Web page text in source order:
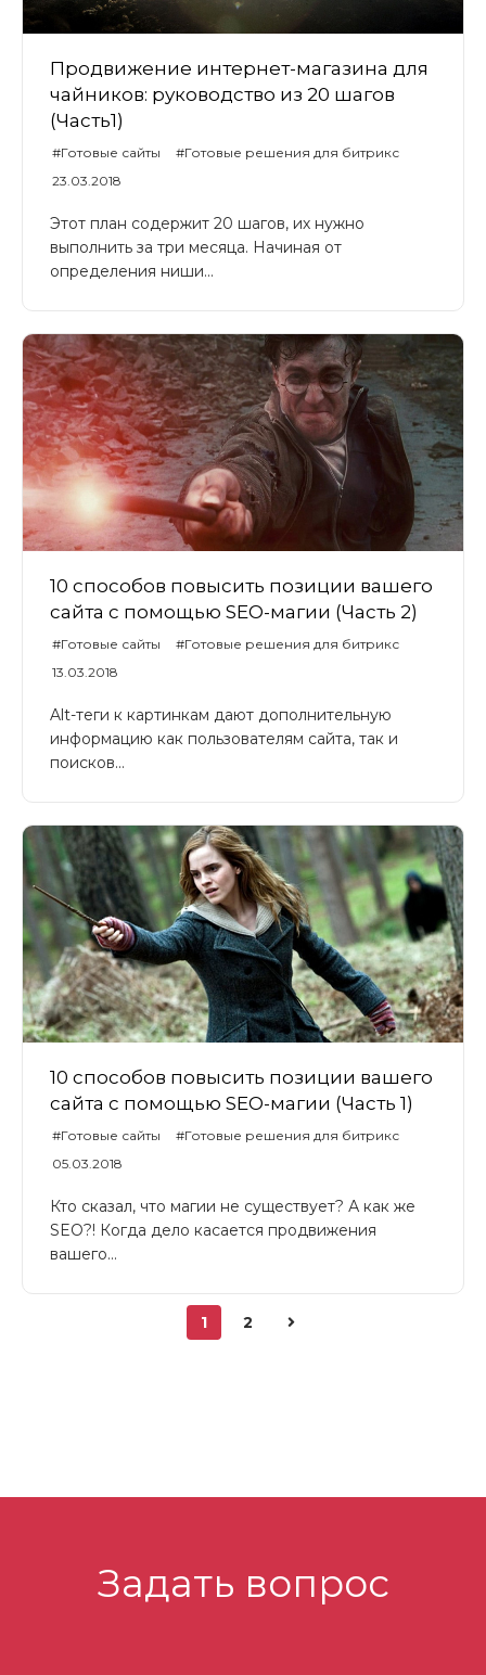
Продвижение интернет-магазина для
чайников: руководство из 20 шагов
(Часть1)
#Готовые сайты
#Готовые решения для битрикс
23.03.2018
Этот план содержит 20 шагов, их нужно
выполнить за три месяца. Начиная от
определения ниши...
10 способов повысить позиции вашего
сайта с помощью SEO-магии (Часть 2)
#Готовые сайты
#Готовые решения для битрикс
13.03.2018
Alt-теги к картинкам дают дополнительную
информацию как пользователям сайта, так и
поисков...
10 способов повысить позиции вашего
сайта с помощью SEO-магии (Часть 1)
#Готовые сайты
#Готовые решения для битрикс
05.03.2018
Кто сказал, что магии не существует? А как же
SEO?! Когда дело касается продвижения
вашего...
1 2
Задать вопрос